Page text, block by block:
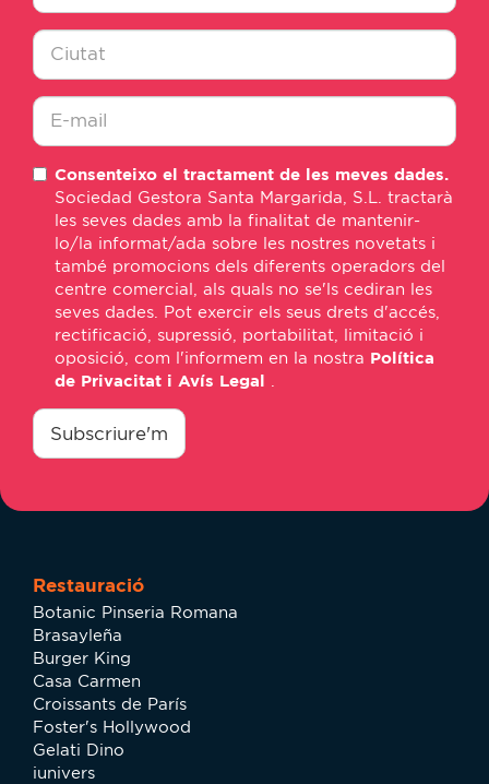
Nombre
Ciudad
mail
Consenteixo el tractament de les meves dades.
Sociedad Gestora Santa Margarida, S.L. tractarà
les seves dades amb la finalitat de mantenir-
lo/la informat/ada sobre les nostres novetats i
també promocions dels diferents operadors del
centre comercial, als quals no se'ls cediran les
seves dades. Pot exercir els seus drets d'accés,
rectificació, supressió, portabilitat, limitació i
oposició, com l'informem en la nostra Política
de Privacitat i Avís Legal
consentimiento
Subscriure'm
Restauració
Botanic Pinseria Romana
Brasayleña
Burger King
Casa Carmen
Croissants de París
Foster's Hollywood
Gelati Dino
iunivers